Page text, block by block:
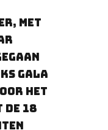
met
gala
het
de 18